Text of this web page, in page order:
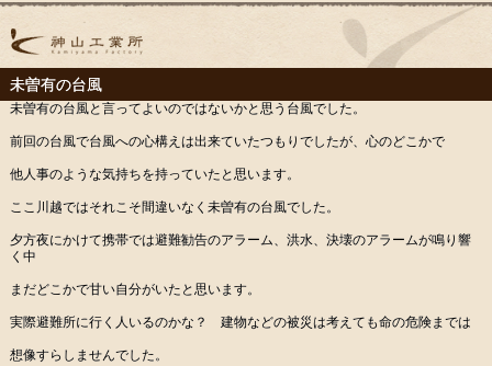
未曽有の台風
未曽有の台風と言ってよいのではないかと思う台風でした。
前回の台風で台風への心構えは出来ていたつもりでしたが、心のどこかで
他人事のような気持ちを持っていたと思います。
ここ川越ではそれこそ間違いなく未曽有の台風でした。
夕方夜にかけて携帯では避難勧告のアラーム、洪水、決壊のアラームが鳴り響
く中
まだどこかで甘い自分がいたと思います。
実際避難所に行く人いるのかな？ 建物などの被災は考えても命の危険までは
想像すらしませんでした。